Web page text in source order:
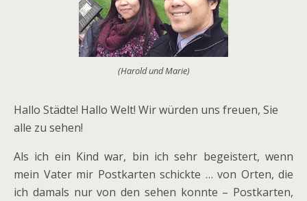
(Harold und Marie)
Hallo Städte! Hallo Welt! Wir würden uns freuen, Sie
alle zu sehen!
Als ich ein Kind war, bin ich sehr begeistert, wenn
mein Vater mir Postkarten schickte … von Orten, die
ich damals nur von den sehen konnte – Postkarten,